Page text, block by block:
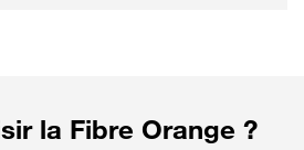
la Fibre Orange ?